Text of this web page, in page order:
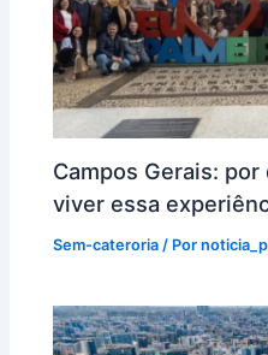
Campos Gerais:
viver essa
Sem-cateroria / Por